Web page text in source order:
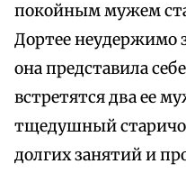
покойным мужем
Дортее неудержимо
она представила
встретятся два ее
тщедушный
долгих занятий и